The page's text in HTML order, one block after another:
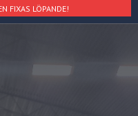
FIXAS LÖPANDE!